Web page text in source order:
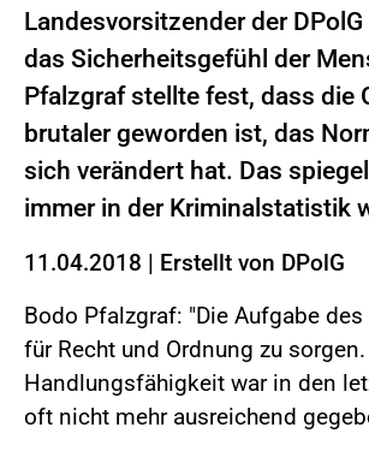
Landesvorsitzender der
das Sicherheitsgefühl der
Pfalzgraf stellte fest, dass die
brutaler geworden ist, das
sich verändert hat. Das
immer in der Kriminalstatistik
11.04.2018 | Erstellt von DPolG
Bodo Pfalzgraf: "Die Aufgabe
für Recht und Ordnung zu
Handlungsfähigkeit war in den
oft nicht mehr ausreichend